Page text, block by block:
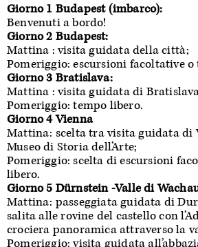
Giorno 1 Budapest (imbarco):
Benvenuti a bordo!
Giorno 2 Budapest:
Mattina : visita guidata della città;
Pomeriggio: escursioni facoltative o
Giorno 3 Bratislava:
Mattina : visita guidata di
Pomeriggio: tempo libero.
Giorno 4 Vienna
Mattina: scelta tra visita guidata di
Museo di Storia dell’Arte;
Pomeriggio: scelta di escursioni
libero.
Giorno 5 Dürnstein -Valle di
Mattina: passeggiata guidata di
salita alle rovine del castello con
crociera panoramica attraverso la
Pomeriggio: visita guidata